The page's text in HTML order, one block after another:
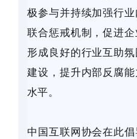
极参与并持续加强行
联合惩戒机制，促进
形成良好的行业互助
建设，提升内部反腐
水平。
中国互联网协会在此